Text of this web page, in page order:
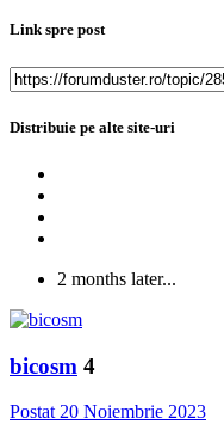
Link spre post
Distribuie pe alte site-uri
2 months later...
bicosm 4
Postat20 Noiembrie 2023